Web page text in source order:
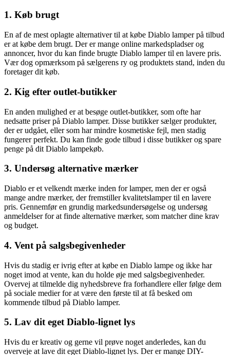
1. Køb brugt
En af de mest oplagte alternativer til at købe Diablo lamper på tilbud
er at købe dem brugt. Der er mange online markedspladser og
annoncer, hvor du kan finde brugte Diablo lamper til en lavere pris.
Vær dog opmærksom på sælgerens ry og produktets stand, inden du
foretager dit køb.
2. Kig efter outlet-butikker
En anden mulighed er at besøge outlet-butikker, som ofte har
nedsatte priser på Diablo lamper. Disse butikker sælger produkter,
der er udgået, eller som har mindre kosmetiske fejl, men stadig
fungerer perfekt. Du kan finde gode tilbud i disse butikker og spare
penge på dit Diablo lampekøb.
3. Undersøg alternative mærker
Diablo er et velkendt mærke inden for lamper, men der er også
mange andre mærker, der fremstiller kvalitetslamper til en lavere
pris. Gennemfør en grundig markedsundersøgelse og undersøg
anmeldelser for at finde alternative mærker, som matcher dine krav
og budget.
4. Vent på salgsbegivenheder
Hvis du stadig er ivrig efter at købe en Diablo lampe og ikke har
noget imod at vente, kan du holde øje med salgsbegivenheder.
Overvej at tilmelde dig nyhedsbreve fra forhandlere eller følge dem
på sociale medier for at være den første til at få besked om
kommende tilbud på Diablo lamper.
5. Lav dit eget Diablo-lignet lys
Hvis du er kreativ og gerne vil prøve noget anderledes, kan du
overveje at lave dit eget Diablo-lignet lys. Der er mange DIY-